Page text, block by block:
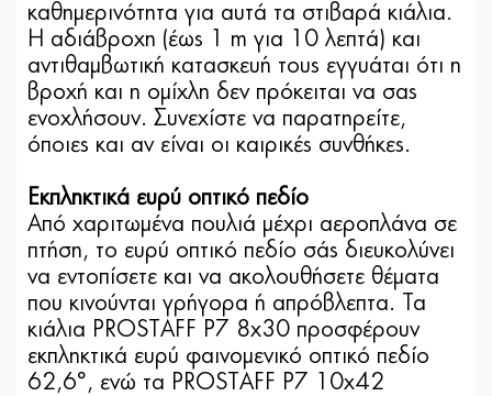
καθημερινότητα για αυτά τα στιβαρά κιάλια.
Η αδιάβροχη (έως 1 m για 10 λεπτά) και
αντιθαμβωτική κατασκευή τους εγγυάται ότι η
βροχή και η ομίχλη δεν πρόκειται να σας
ενοχλήσουν. Συνεχίστε να παρατηρείτε,
όποιες και αν είναι οι καιρικές συνθήκες.
Εκπληκτικά ευρύ οπτικό πεδίο
Από χαριτωμένα πουλιά μέχρι αεροπλάνα σε
πτήση, το ευρύ οπτικό πεδίο σάς διευκολύνει
να εντοπίσετε και να ακολουθήσετε θέματα
που κινούνται γρήγορα ή απρόβλεπτα. Τα
κιάλια PROSTAFF P7 8x30 προσφέρουν
εκπληκτικά ευρύ φαινομενικό οπτικό πεδίο
62,6°, ενώ τα PROSTAFF P7 10x42